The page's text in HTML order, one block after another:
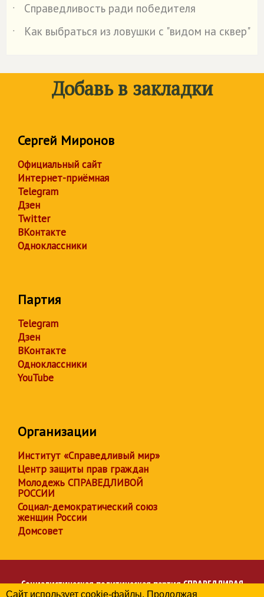
˙
Справедливость ради победителя
˙
Как выбраться из ловушки с "видом на сквер"
Добавь в закладки
Сергей Миронов
Официальный сайт
Интернет-приёмная
Telegram
Дзен
Twitter
ВКонтакте
Одноклассники
Партия
Telegram
Дзен
ВКонтакте
Одноклассники
YouTube
Организации
Институт «Справедливый мир»
Центр защиты прав граждан
Молодежь СПРАВЕДЛИВОЙ
РОССИИ
Социал-демократический союз
женщин России
Домсовет
Социалистическая политическая партияСПРАВЕДЛИВАЯ
Сайт использует cookie-файлы. Продолжая